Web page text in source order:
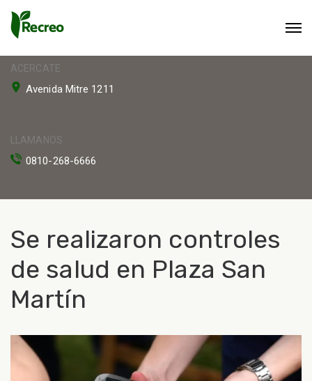
ACERCATE
Avenida Mitre 1211
LLAMANOS
0810-268-6666
Se realizaron controles
de salud en Plaza San
Martín